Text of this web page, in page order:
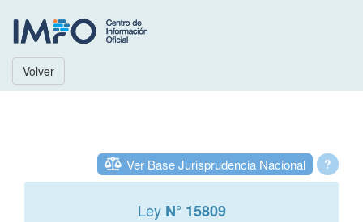
Volver
?
Ver Base Jurisprudencia Nacional
Ley N° 15809